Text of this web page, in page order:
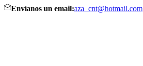
Envíanos un email:aza_cnt@hotmail.com